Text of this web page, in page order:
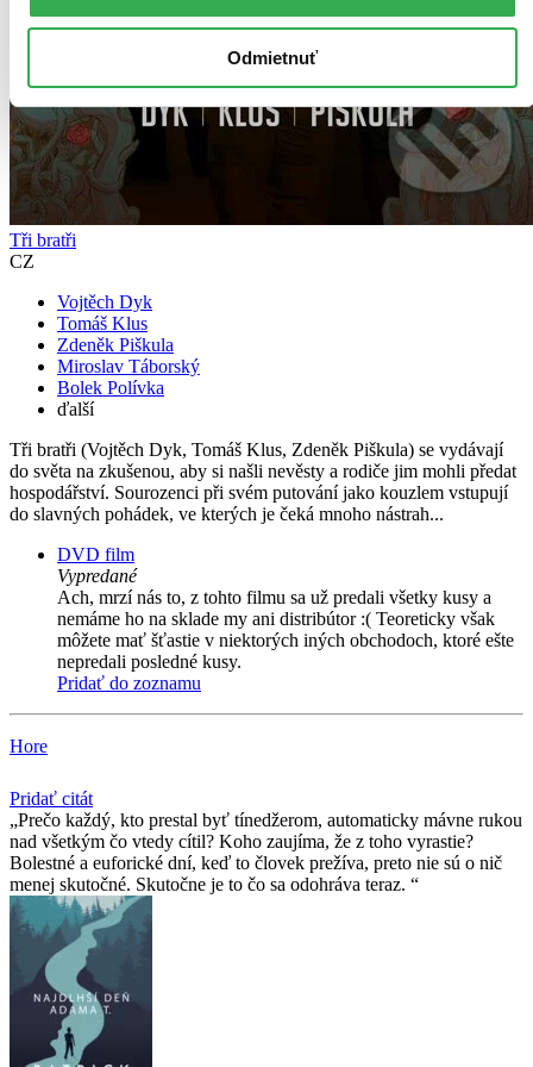
Odmietnuť
Tři bratři
CZ
Vojtěch Dyk
Tomáš Klus
Zdeněk Piškula
Miroslav Táborský
Bolek Polívka
ďalší
Tři bratři (Vojtěch Dyk, Tomáš Klus, Zdeněk Piškula) se vydávají
do světa na zkušenou, aby si našli nevěsty a rodiče jim mohli předat
hospodářství. Sourozenci při svém putování jako kouzlem vstupují
do slavných pohádek, ve kterých je čeká mnoho nástrah...
DVD film
Vypredané
Ach, mrzí nás to, z tohto filmu sa už predali všetky kusy a
nemáme ho na sklade my ani distribútor :( Teoreticky však
môžete mať šťastie v niektorých iných obchodoch, ktoré ešte
nepredali posledné kusy.
Pridať do zoznamu
Hore
Pridať citát
Prečo každý, kto prestal byť tínedžerom, automaticky mávne rukou
nad všetkým čo vtedy cítil? Koho zaujíma, že z toho vyrastie?
Bolestné a euforické dní, keď to človek prežíva, preto nie sú o nič
menej skutočné. Skutočne je to čo sa odohráva teraz.